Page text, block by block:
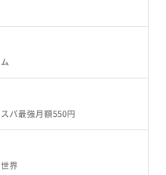
パ最強月額550円
界